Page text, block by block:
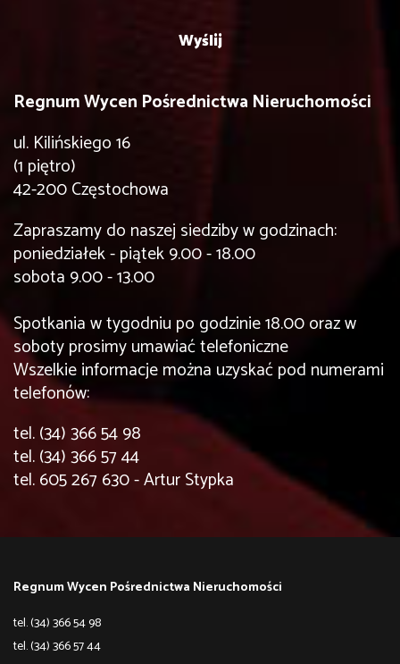
Regnum Wycen Pośrednictwa Nieruchomości
ul. Kilińskiego 16
(1 piętro)
42-200 Częstochowa
Zapraszamy do naszej siedziby w godzinach:
poniedziałek - piątek 9.00 - 18.00
sobota 9.00 - 13.00
Spotkania w tygodniu po godzinie 18.00 oraz w
soboty prosimy umawiać telefoniczne
Wszelkie informacje można uzyskać pod numerami
telefonów:
tel. (34) 366 54 98
tel. (34) 366 57 44
tel. 605 267 630 - Artur Stypka
Regnum Wycen Pośrednictwa Nieruchomości
tel. (34) 366 54 98
tel. (34) 366 57 44